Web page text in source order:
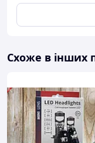
Схоже в інших